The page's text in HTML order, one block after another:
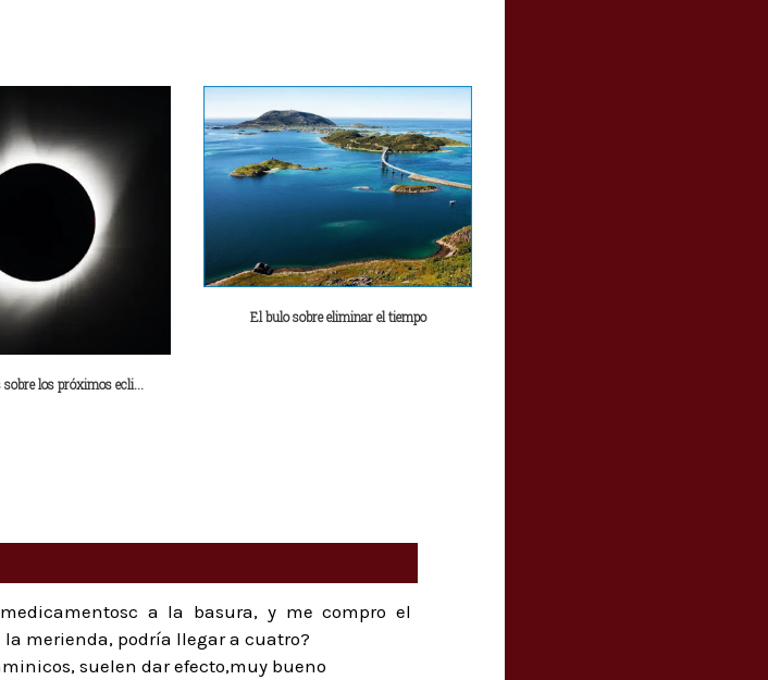
los próximos ecli...
El bulo sobre eliminar el tiempo
a la basura, y me compro el
merienda, podría llegar a cuatro?
suelen dar efecto,muy bueno